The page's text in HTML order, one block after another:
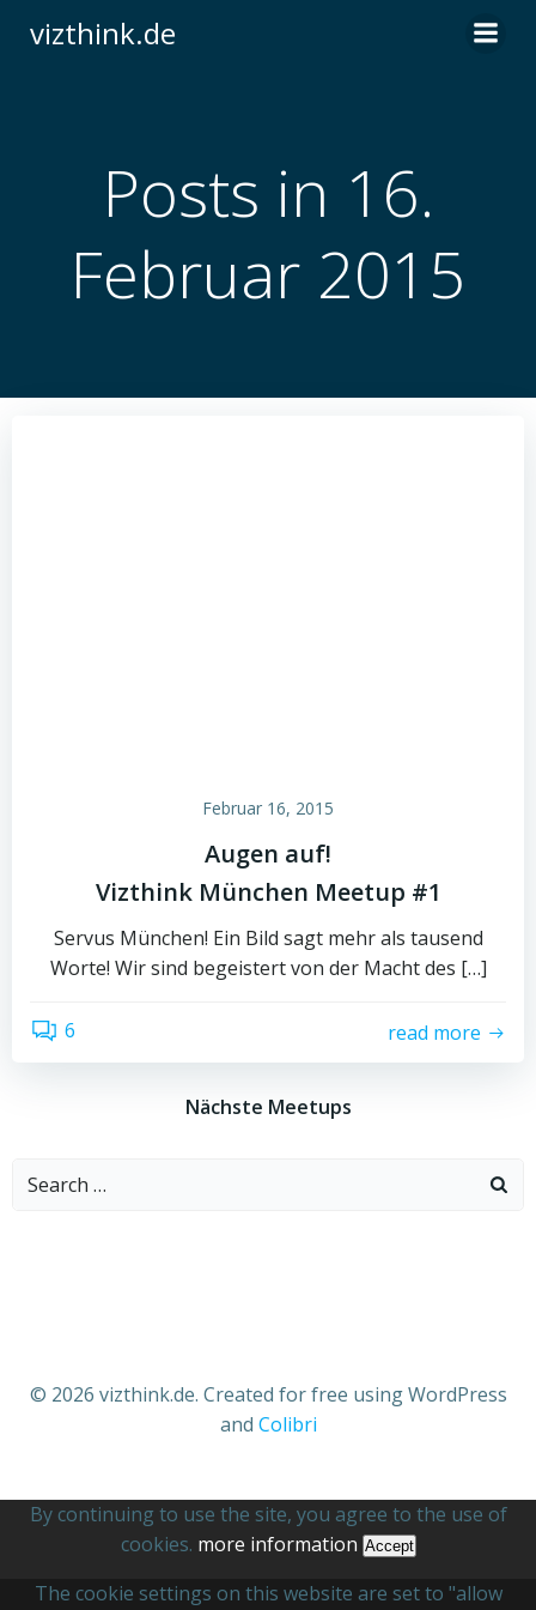
vizthink.de
Posts in 16.
Februar 2015
Februar 16, 2015
Augen auf!
Vizthink München Meetup #1
Servus München! Ein Bild sagt mehr als tausend
Worte! Wir sind begeistert von der Macht des […]
6 read more
Nächste Meetups
Search
© 2026 vizthink.de. Created for free using WordPress
and Colibri
By continuing to use the site, you agree to the use of
cookies. more information Accept
The cookie settings on this website are set to "allow